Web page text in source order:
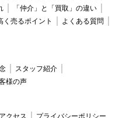
「仲介」と「買取」の違い
く売るポイント
よくある質問
スタッフ紹介
様の声
クセス プライバシーポリシー